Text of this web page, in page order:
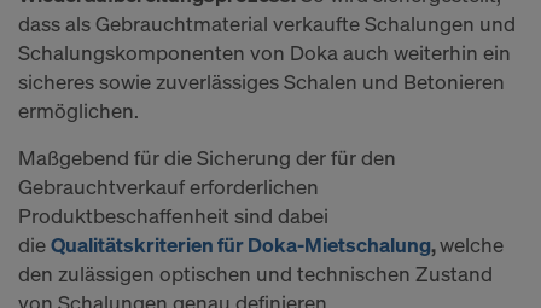
dass als Gebrauchtmaterial verkaufte Schalungen und
Schalungskomponenten von Doka auch weiterhin ein
sicheres sowie zuverlässiges Schalen und Betonieren
ermöglichen.
Maßgebend für die Sicherung der für den
Gebrauchtverkauf erforderlichen
Produktbeschaffenheit sind dabei
dieQualitätskriterien für Doka-Mietschalung,welche
den zulässigen optischen und technischen Zustand
Cookies zu. Damit kann auch die Übermittlung von
Daten in Drittstaaten wie die USA einhergehen.
Soweit die von Ihnen gewählten Einstellungen
auch Anbieter umfassen, die Daten in Drittstaaten
übermitteln, in denen kein
Angemessenheitsbeschluss nach Art 45 DSGVO
und keine angemessenen Garantien nach Art 46
DSGVO bestehen, erstreckt sich Ihre Einwilligung
auch hierauf. Hier kann das Risiko bestehen, dass
Ihre derart übermittelten Daten dem Zugriff durch
Behörden in diesen Drittstaaten zu Kontroll- und